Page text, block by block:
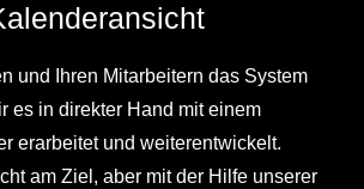
und Ihren Mitarbeitern das System
es in direkter Hand mit einem
erarbeitet und weiterentwickelt.
am Ziel, aber mit der Hilfe unserer